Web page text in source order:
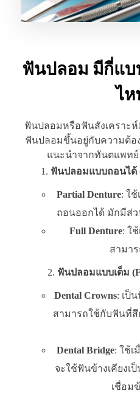
ฟันปลอม มีกี่แบ
ไ
ฟันปลอมหรือฟันสังเคราะห์
ฟันปลอมขึ้นอยู่กับความต้อ
แนะนำจากทันตแพท
ฟันปลอมแบบถอนได้
Partial Denture: ใ
ถอนออกได้ มักมีส่ว
Full Denture: ใ
สามา
ฟันปลอมแบบเต็ม
Dental Crowns: เป็
สามารถใช้กับฟันที่
Dental Bridge: ใช้เ
จะใช้ฟันข้างเคียงเ
เชื่อม